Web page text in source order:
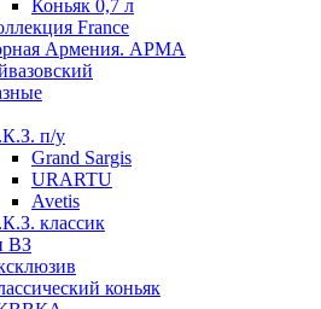
Коньяк 0,7 л
France
Армения. АРМА
п/у
Grand Sargis
URARTU
Avetis
классик
ВЗ
коньяк